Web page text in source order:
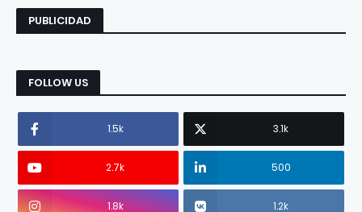
PUBLICIDAD
FOLLOW US
1.5k 3.1k
2.7k 500
1.8k 1.2k